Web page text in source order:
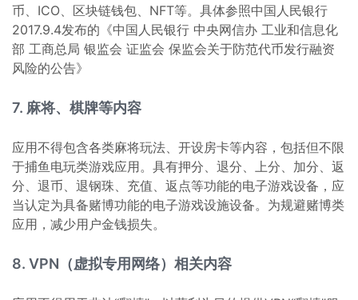
币、ICO、区块链钱包、NFT等。具体参照中国人民银行
2017.9.4发布的《中国人民银行 中央网信办 工业和信息化
部 工商总局 银监会 证监会 保监会关于防范代币发行融资
风险的公告》
7. 麻将、棋牌等内容
应用不得包含各类麻将玩法、开设房卡等内容，包括但不限
于捕鱼电玩类游戏应用。具有押分、退分、上分、加分、返
分、退币、退钢珠、充值、返点等功能的电子游戏设备，应
当认定为具备赌博功能的电子游戏设施设备。为规避赌博类
应用，减少用户金钱损失。
8. VPN（虚拟专用网络）相关内容